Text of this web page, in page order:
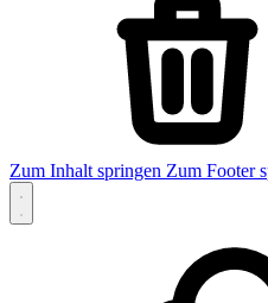
Zum Inhalt springen Zum Footer